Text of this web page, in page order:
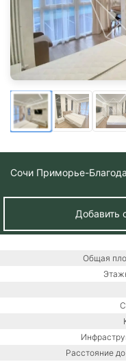
Сочи Приморье-
Добавить
Общая
Расстояние